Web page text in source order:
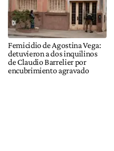
Femicidio de Agostina Vega:
detuvieron a dos inquilinos
de Claudio Barrelier por
encubrimiento agravado